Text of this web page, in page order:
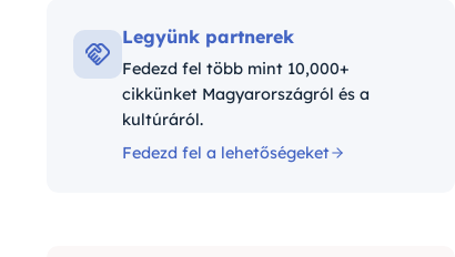
Legyünk partnerek
Fedezd fel több mint 10,000+
cikkünket Magyarországról és a
kultúráról.
Fedezd fel a lehetőségeket